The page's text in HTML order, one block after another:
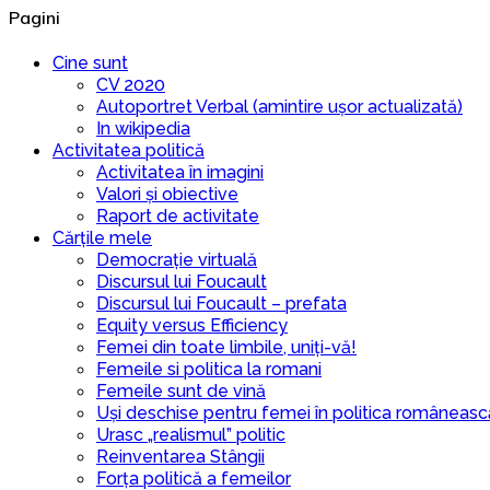
Pagini
Cine sunt
CV 2020
Autoportret Verbal (amintire ușor actualizată)
In wikipedia
Activitatea politică
Activitatea în imagini
Valori și obiective
Raport de activitate
Cărțile mele
Democrație virtuală
Discursul lui Foucault
Discursul lui Foucault – prefata
Equity versus Efficiency
Femei din toate limbile, uniți-vă!
Femeile si politica la romani
Femeile sunt de vină
Uși deschise pentru femei în politica
Urasc „realismul” politic
Reinventarea Stângii
Forța politică a femeilor